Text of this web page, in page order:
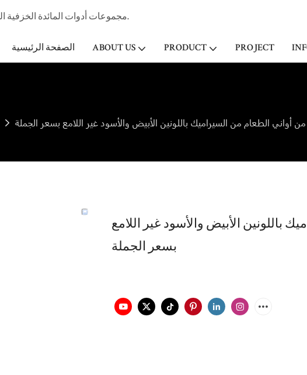
مجموعات أدوات المائدة الخزفية المهنية الصانع وتاجر الجملة لفندق ستار & مطعم منذ عام 1998.
الصفحة الرئيسية ABOUT US PRODUCT PROJECT
أواني الطعام من السيراميك باللونين الأبيض والأسود غير اللامع بسعر الجملة
باللونين الأبيض والأسود غير اللامع
بسعر الجملة